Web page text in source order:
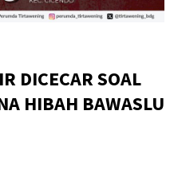
DICECAR SOAL
HIBAH BAWASLU